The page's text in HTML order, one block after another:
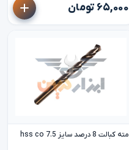
۶۵,۰۰۰ تومان
مته کبالت 8 درصد سایز 7.5 hss co